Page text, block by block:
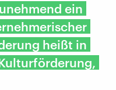
ein
heißt in